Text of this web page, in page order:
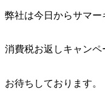
弊社は今日からサマー
消費税お返しキャン
お待ちしております。